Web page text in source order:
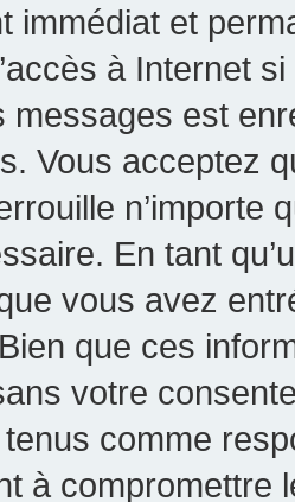
immédiat et
à Internet
messages est
Vous acceptez
n’importe
En tant
vous avez
que ces
votre
comme
à compromettre